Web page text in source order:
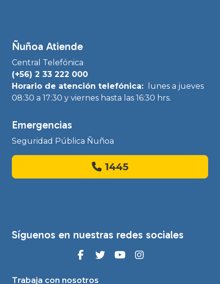
Ñuñoa Atiende
Central Telefónica
(+56) 2 33 222 000
Horario de atención telefónica:
lunes a jueves
08:30 a 17:30 y viernes hasta las 16:30 hrs.
Emergencias
Seguridad Pública Ñuñoa
1445
Síguenos en nuestras redes sociales
Trabaja con nosotros